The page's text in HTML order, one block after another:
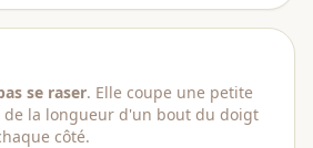
se raser. Elle coupe une petite
de la longueur d'un bout du doigt
côté.